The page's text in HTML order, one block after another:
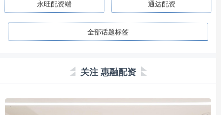
永旺配资端 通达配资
全部话题标签
关注 惠融配资